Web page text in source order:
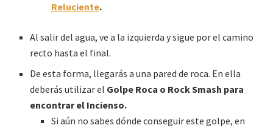
Reluciente.
Al salir del agua, ve a la izquierda y sigue por el camino
recto hasta el final.
De esta forma, llegarás a una pared de roca. En ella
deberás utilizar el Golpe Roca o Rock Smash para
encontrar el Incienso.
Si aún no sabes dónde conseguir este golpe, en